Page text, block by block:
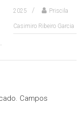
2025 Priscila
Casimiro Ribeiro Garcia
Campos